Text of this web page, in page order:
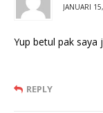
JANUARI
Yup betul pak saya
REPLY